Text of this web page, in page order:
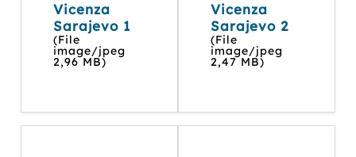
Vicenza
Sarajevo 1
(File
image/jpeg
2,96 MB)
Vicenza
Sarajevo 2
(File
image/jpeg
2,47 MB)